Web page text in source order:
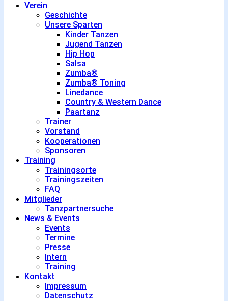
Verein
Geschichte
Unsere Sparten
Kinder Tanzen
Jugend Tanzen
Hip Hop
Salsa
Zumba®
Zumba® Toning
Linedance
Country & Western Dance
Paartanz
Trainer
Vorstand
Kooperationen
Sponsoren
Training
Trainingsorte
Trainingszeiten
FAQ
Mitglieder
Tanzpartnersuche
News & Events
Events
Termine
Presse
Intern
Training
Kontakt
Impressum
Datenschutz